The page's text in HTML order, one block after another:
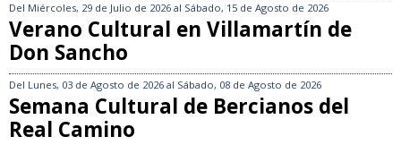
Del Miércoles, 29 de Julio de 2026 al Sábado, 15 de Agosto de 2026
Verano Cultural en Villamartín de
Don Sancho
Del Lunes, 03 de Agosto de 2026 al Sábado, 08 de Agosto de 2026
Semana Cultural de Bercianos del
Real Camino